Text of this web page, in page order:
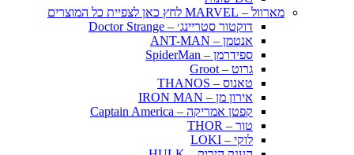
מארוול – MARVEL לחץ כאן לצפיית כל המוצרים
דוקטור סטריינג׳ – Doctor Strange
אנטמן – ANT-MAN
ספידרמן – SpiderMan
גרוט – Groot
טאנוס – THANOS
אירון מן – IRON MAN
קפטן אמריקה – Captain America
טור – THOR
לוקי – LOKI